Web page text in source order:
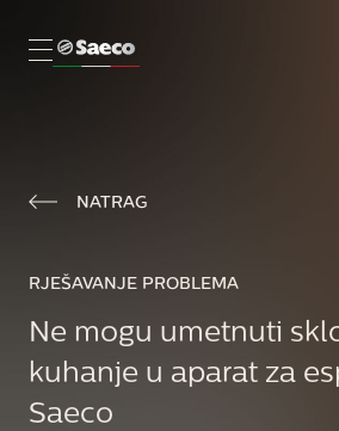
NATRAG
RJEŠAVANJE PROBLEMA
Ne mogu umetnuti
kuhanje u aparat za
Saeco